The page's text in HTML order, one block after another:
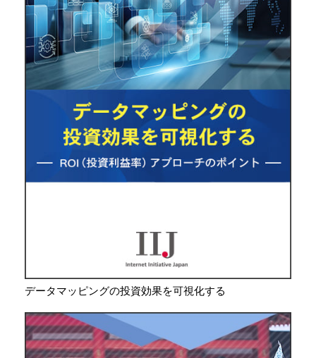
データマッピングの投資効果を可視化する